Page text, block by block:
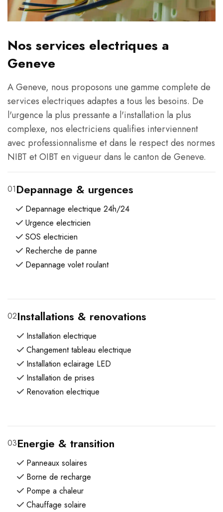
Nos services electriques a
Geneve
A Geneve, nous proposons une gamme complete de
services electriques adaptes a tous les besoins. De
l'urgence la plus pressante a l'installation la plus
complexe, nos electriciens qualifies interviennent
avec professionnalisme et dans le respect des normes
NIBT et OIBT en vigueur dans le canton de Geneve.
01Depannage & urgences
Depannage electrique 24h/24
Urgence electricien
SOS electricien
Recherche de panne
Depannage volet roulant
02Installations & renovations
Installation electrique
Changement tableau electrique
Installation eclairage LED
Installation de prises
Renovation electrique
03Energie & transition
Panneaux solaires
Borne de recharge
Pompe a chaleur
Chauffage solaire